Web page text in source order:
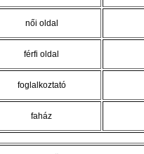
női oldal
férfi oldal
foglalkoztató
faház